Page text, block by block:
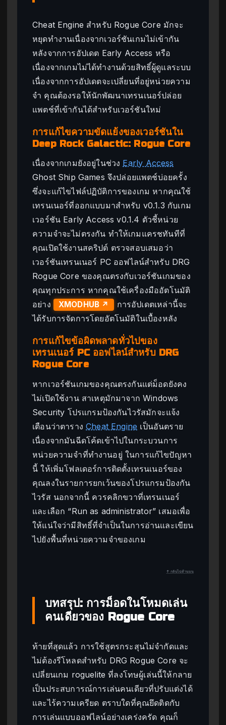
Cheat Engine สำหรับ Rogue Core มักจะ
หยุดทำงานเนื่องจากเวอร์ชันเกมไม่เข้ากัน
หลังจากการอัปเดต Early Access หรือ
เนื่องจากเกมไม่ได้ทำงานด้วยสิทธิ์ผู้ดูแลระบบ
เนื่องจากการอัปเดตจะเปลี่ยนที่อยู่หน่วยความ
จำ คุณต้องรอให้นักพัฒนาเทรนเนอร์ปล่อย
แพตช์ที่เข้ากันได้สำหรับเวอร์ชันใหม่
การแก้ไขความขัดแย้งของเวอร์ชันใน
Deep Rock Galactic: Rogue Core
เนื่องจากเกมยังอยู่ในช่วง Early Access
Ghost Ship Games จึงปล่อยแพตช์บ่อยครั้ง
ซึ่งจะแก้ไขไฟล์ปฏิบัติการของเกม หากคุณใช้
เทรนเนอร์ที่ออกแบบมาสำหรับ v0.1.3 กับเกม
เวอร์ชัน Early Access v0.1.4 ตัวชี้หน่วย
ความจำจะไม่ตรงกัน ทำให้เกมแครชทันทีที่
คุณเปิดใช้งานสคริปต์ ตรวจสอบเสมอว่า
เวอร์ชันเทรนเนอร์ PC ออฟไลน์สำหรับ DRG
Rogue Core ของคุณตรงกับเวอร์ชันเกมของ
คุณทุกประการ หากคุณใช้เครื่องมืออัตโนมัติ
อย่าง
XMODHUB ↗
การอัปเดตเหล่านี้จะ
ได้รับการจัดการโดยอัตโนมัติในเบื้องหลัง
การแก้ไขข้อผิดพลาดทั่วไปของ
เทรนเนอร์ PC ออฟไลน์สำหรับ DRG
Rogue Core
หากเวอร์ชันเกมของคุณตรงกันแต่ม็อดยังคง
ไม่เปิดใช้งาน สาเหตุมักมาจาก Windows
Security โปรแกรมป้องกันไวรัสมักจะแจ้ง
เตือนว่าตารางCheat Engine เป็นอันตราย
เนื่องจากมันฉีดโค้ดเข้าไปในกระบวนการ
หน่วยความจำที่ทำงานอยู่ ในการแก้ไขปัญหา
นี้ ให้เพิ่มโฟลเดอร์การติดตั้งเทรนเนอร์ของ
คุณลงในรายการยกเว้นของโปรแกรมป้องกัน
ไวรัส นอกจากนี้ ควรคลิกขวาที่เทรนเนอร์
และเลือก “Run as administrator” เสมอเพื่อ
ให้แน่ใจว่ามีสิทธิ์ที่จำเป็นในการอ่านและเขียน
ไปยังพื้นที่หน่วยความจำของเกม
↑ กลับไปด้านบน
บทสรุป: การม็อดในโหมดเล่น
คนเดียวของ Rogue Core
ท้ายที่สุดแล้ว การใช้สูตรกระสุนไม่จำกัดและ
ไม่ต้องรีโหลดสำหรับ DRG Rogue Core จะ
เปลี่ยนเกม roguelite ที่ลงโทษผู้เล่นนี้ให้กลาย
เป็นประสบการณ์การเล่นคนเดียวที่ปรับแต่งได้
และไร้ความเครียด ตราบใดที่คุณยึดติดกับ
การเล่นแบบออฟไลน์อย่างเคร่งครัด คุณก็